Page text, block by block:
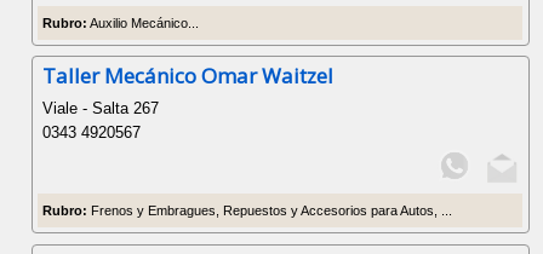
Rubro: Auxilio Mecánico...
Taller Mecánico Omar Waitzel
Viale - Salta 267
0343 4920567
Rubro: Frenos y Embragues, Repuestos y Accesorios para Autos, ...